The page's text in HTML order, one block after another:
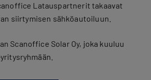
Latauspartnerit takaavat
siirtymisen sähköautoiluun.
Scanoffice Solar Oy, joka kuuluu